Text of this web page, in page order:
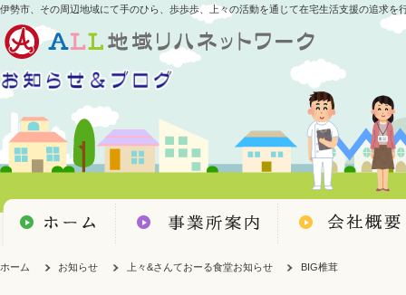
伊勢市、その周辺地域にて手のひら、歩歩歩、上々の活動を通じて在宅生活支援の追求を
ホーム お知らせ 上々&さんておーる食堂お知らせ BIG椎茸